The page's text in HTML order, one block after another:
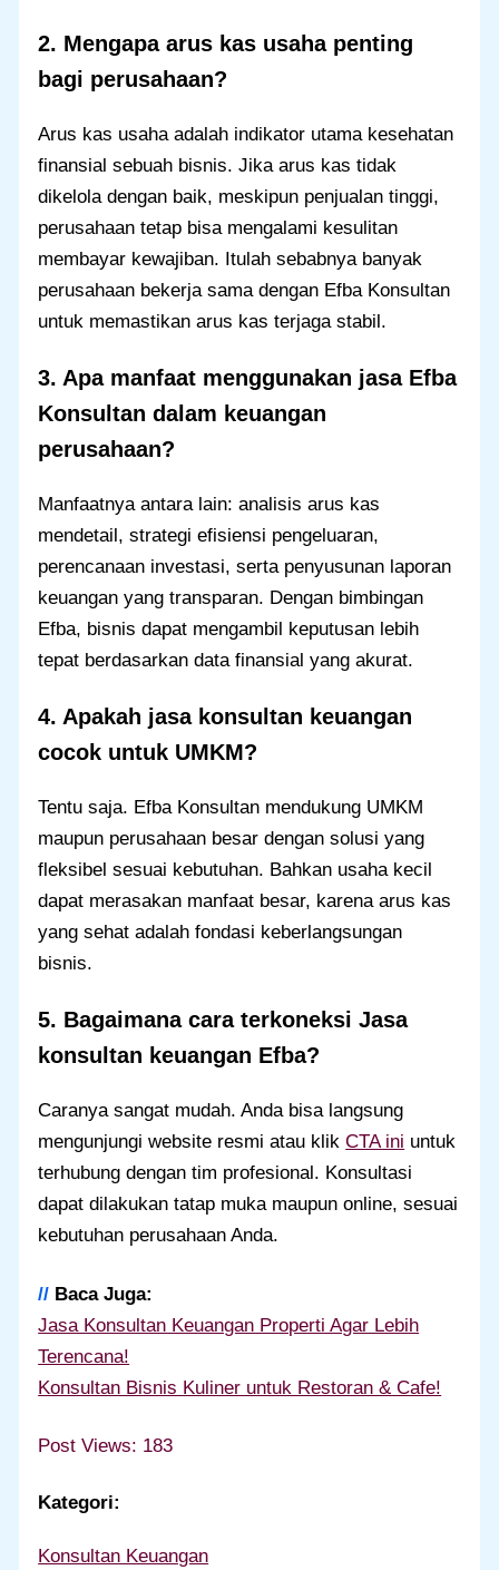
2. Mengapa arus kas usaha penting
bagi perusahaan?
Arus kas usaha adalah indikator utama kesehatan
finansial sebuah bisnis. Jika arus kas tidak
dikelola dengan baik, meskipun penjualan tinggi,
perusahaan tetap bisa mengalami kesulitan
membayar kewajiban. Itulah sebabnya banyak
perusahaan bekerja sama dengan Efba Konsultan
untuk memastikan arus kas terjaga stabil.
3. Apa manfaat menggunakan jasa Efba
Konsultan dalam keuangan
perusahaan?
Manfaatnya antara lain: analisis arus kas
mendetail, strategi efisiensi pengeluaran,
perencanaan investasi, serta penyusunan laporan
keuangan yang transparan. Dengan bimbingan
Efba, bisnis dapat mengambil keputusan lebih
tepat berdasarkan data finansial yang akurat.
4. Apakah jasa konsultan keuangan
cocok untuk UMKM?
Tentu saja. Efba Konsultan mendukung UMKM
maupun perusahaan besar dengan solusi yang
fleksibel sesuai kebutuhan. Bahkan usaha kecil
dapat merasakan manfaat besar, karena arus kas
yang sehat adalah fondasi keberlangsungan
bisnis.
5. Bagaimana cara terkoneksiJasa
konsultan keuangan Efba?
Caranya sangat mudah. Anda bisa langsung
mengunjungi website resmi atau klikCTA ini untuk
terhubung dengan tim profesional. Konsultasi
dapat dilakukan tatap muka maupun online, sesuai
kebutuhan perusahaan Anda.
// Baca Juga:
Jasa Konsultan Keuangan Properti Agar Lebih
Terencana!
Konsultan Bisnis Kuliner untuk Restoran & Cafe!
Post Views: 183
Kategori:
Konsultan Keuangan